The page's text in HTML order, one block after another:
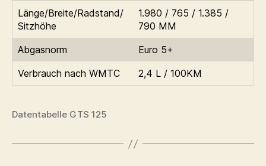
Länge/Breite/Radstand/
Sitzhöhe
1.980 / 765 / 1.385 /
790 MM
Abgasnorm
Euro 5+
Verbrauch nach WMTC
2,4 L / 100KM
Datentabelle GTS 125